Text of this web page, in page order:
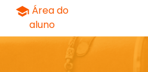
Área do
aluno